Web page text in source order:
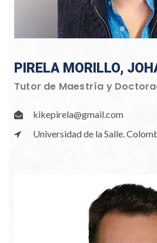
PIRELA MORILLO,
Tutor de Maestría y
kikepirela@gmail.com
Universidad de la Salle.